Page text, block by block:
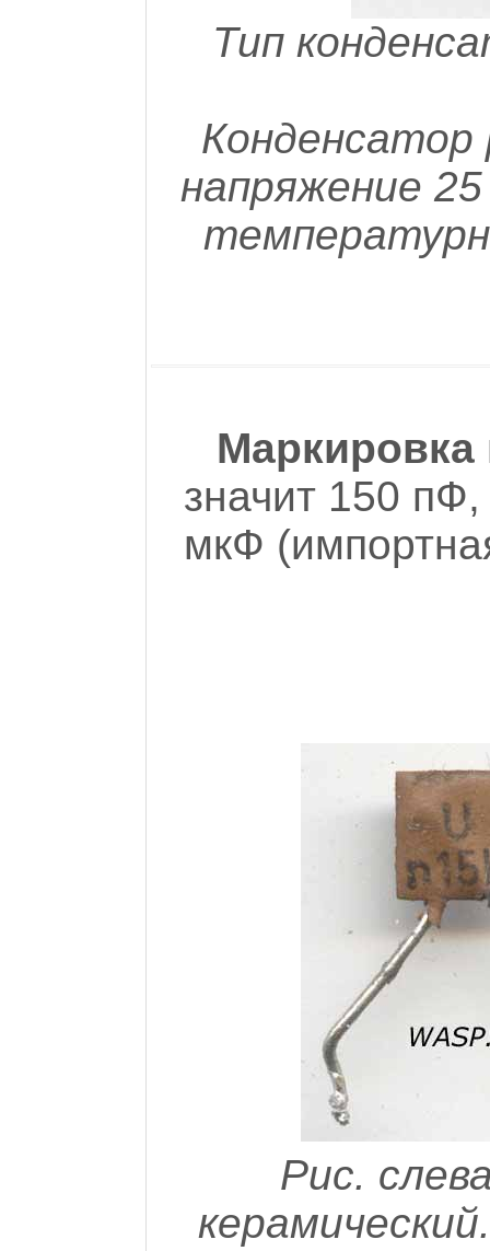
Тип
Конденсатор
напряжение
Маркировка
значит 150
мкФ
Рис.